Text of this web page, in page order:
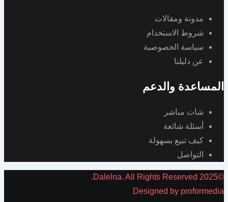
مدونة ومقالات
شروط الاستخدام
سياسة الخصوصية
عن دليلنا
المساعدة والدعم
شات مباشر
أسئلة شائعة
كيف تبيع بسهولة
التواصل
©2025 Dalelna. All Rights Reserved.
Designed by proformedia